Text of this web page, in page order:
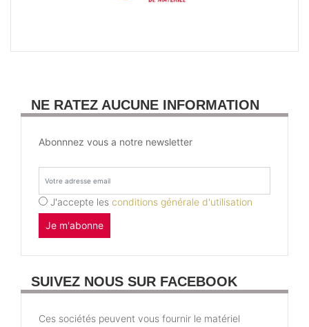
NE RATEZ AUCUNE INFORMATION
Abonnnez vous a notre newsletter
J'accepte les conditions générale d'utilisation
Je m'abonne
SUIVEZ NOUS SUR FACEBOOK
Ces sociétés peuvent vous fournir le matériel